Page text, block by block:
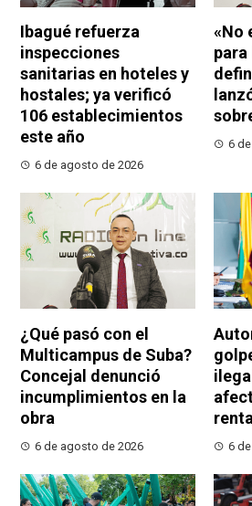
Ibagué refuerza
inspecciones
sanitarias en hoteles y
hostales; ya verificó
106 establecimientos
este año
6 de agosto de 2026
«No
para
6
¿Qué pasó con el
Multicampus de Suba?
Concejal denunció
incumplimientos en la
obra
6 de agosto de 2026 6